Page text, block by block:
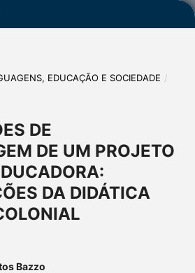
EDUCAÇÃO E SOCIEDADE /
DE
DE UM PROJETO
DA DIDÁTICA
Bazzo